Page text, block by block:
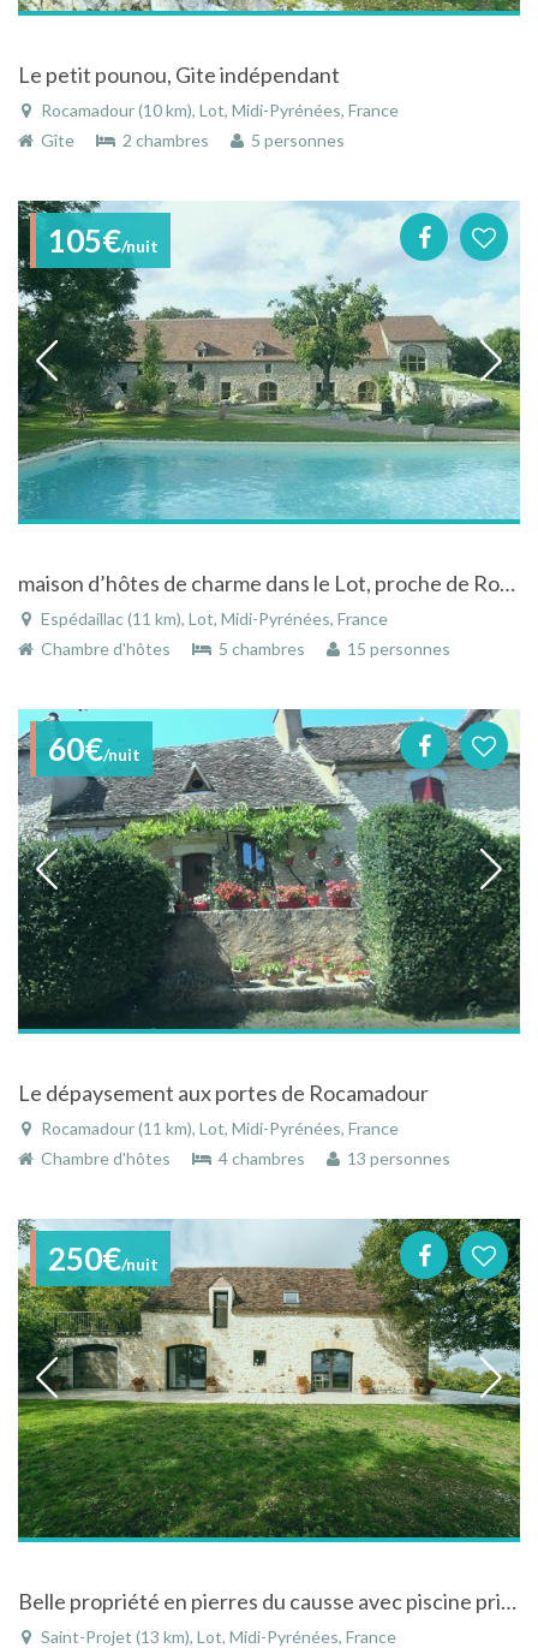
Le petit pounou, Gite indépendant
Rocamadour (10 km), Lot, Midi-Pyrénées, France
Gîte
2 chambres 5 personnes
105€/nuit
maison d’hôtes de charme dans le Lot, proche de Rocamadour et St Cirq Lapopie
Espédaillac (11 km), Lot, Midi-Pyrénées, France
Chambre d'hôtes
5 chambres 15 personnes
60€/nuit
Le dépaysement aux portes de Rocamadour
Rocamadour (11 km), Lot, Midi-Pyrénées, France
Chambre d'hôtes
4 chambres 13 personnes
250€/nuit
Belle propriété en pierres du causse avec piscine privée
Saint-Projet (13 km), Lot, Midi-Pyrénées, France